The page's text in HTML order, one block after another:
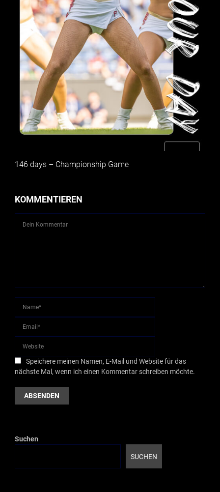
146 days – Championship Game
KOMMENTIEREN
Speichere meinen Namen, E-Mail und Website für das
nächste Mal, wenn ich einen Kommentar schreiben möchte.
Suchen
SUCHEN